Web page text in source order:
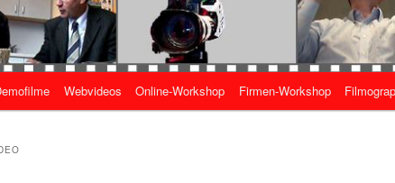
Webvideos Online-Workshop Firmen-Workshop